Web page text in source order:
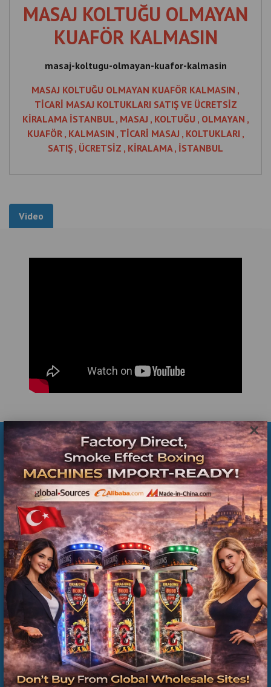
×
MASAJ KOLTUĞU OLMAYAN
KUAFÖR KALMASIN
masaj-koltugu-olmayan-kuafor-kalmasin
MASAJ KOLTUĞU OLMAYAN KUAFÖR KALMASIN ,
TİCARİ MASAJ KOLTUKLARI SATIŞ VE ÜCRETSİZ
KİRALAMA İSTANBUL , MASAJ , KOLTUĞU , OLMAYAN ,
KUAFÖR , KALMASIN , TİCARİ MASAJ , KOLTUKLARI ,
SATIŞ , ÜCRETSİZ , KİRALAMA , İSTANBUL
Video
İlgili Ürünler